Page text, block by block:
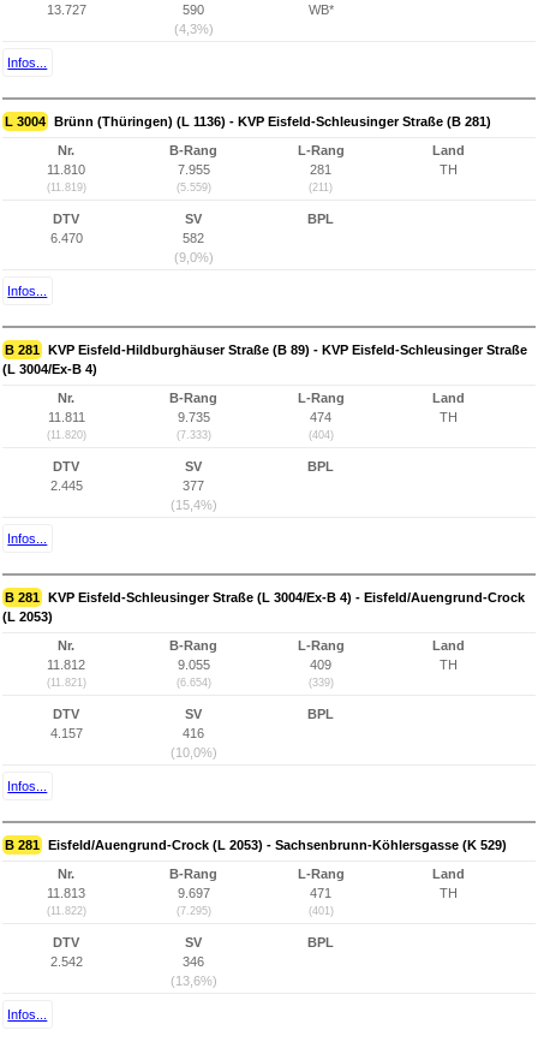
13.727
590
(4,3%)
WB*
Infos...
L 3004 Brünn (Thüringen) (L 1136) - KVP Eisfeld-Schleusinger Straße (B 281)
Nr.
11.810
(11.819)
B-Rang
7.955
(5.559)
L-Rang
281
(211)
Land
TH
DTV
6.470
SV
582
(9,0%)
BPL
Infos...
B 281 KVP Eisfeld-Hildburghäuser Straße (B 89) - KVP Eisfeld-Schleusinger Straße
(L 3004/Ex-B 4)
Nr.
11.811
(11.820)
B-Rang
9.735
(7.333)
L-Rang
474
(404)
Land
TH
DTV
2.445
SV
377
(15,4%)
BPL
Infos...
B 281 KVP Eisfeld-Schleusinger Straße (L 3004/Ex-B 4) - Eisfeld/Auengrund-Crock
(L 2053)
Nr.
11.812
(11.821)
B-Rang
9.055
(6.654)
L-Rang
409
(339)
Land
TH
DTV
4.157
SV
416
(10,0%)
BPL
Infos...
B 281 Eisfeld/Auengrund-Crock (L 2053) - Sachsenbrunn-Köhlersgasse (K 529)
Nr.
11.813
(11.822)
B-Rang
9.697
(7.295)
L-Rang
471
(401)
Land
TH
DTV
2.542
SV
346
(13,6%)
BPL
Infos...